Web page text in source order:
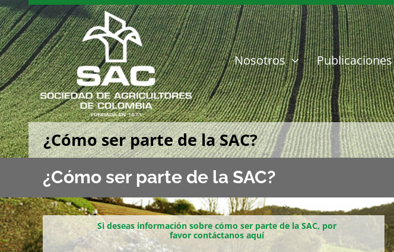
Saltar
al
contenido
Nosotros Publicaciones
¿Cómo ser parte de la SAC?
¿Cómo ser parte de la SAC?
Si deseas información sobre cómo ser parte de la SAC, por
favor contáctanos aquí